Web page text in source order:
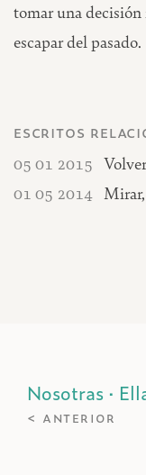
tomar una
escapar del pasado.
escritos
05 01 2015
01 05 2014
Nosotras ·
< anterior